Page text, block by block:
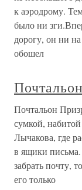
к аэродрому.
было ни
дорогу, он ни
обошел
Почтальон
Почтальон
сумкой,
Лычакова, где
в ящики письма.
забрать почту,
его только